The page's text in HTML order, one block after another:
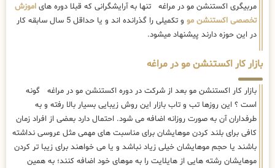
مربیگری اکستنشن مو در مراغه تنها به آرایشگرانی که قبلا دوره های اموزش
تخصصی اکستنشن مو
و تکمیلی را گذرانده اند و یا حداقل 5 سال سابقه کار
در این حوزه دارند پیشنهاد میشود.
بازار کار اکستنشن مو در مراغه
بازار کار اکستنشن مو بعد از شرکت در دوره اکستنشن مو در مراغه گونه
است ؟ این روزها تب و تاب بازار این روش زیبایی بسیار بالا رفته و به
طرفداران آن به صورت روزانه اضافه می شود. احتمال دارد بعضی از افراد زمان
کافی برای بلند کردن موهایشان برای مناسبت های مهمی مثل عروسی نداشته
باشند یا حجم موهایشان خیلی زیاد نباشد و یا می خواهند برای زیبا تر کردن
موهایشان رشته هایی از هایلایت را به موهای خود اضافه کنند؛ به همین